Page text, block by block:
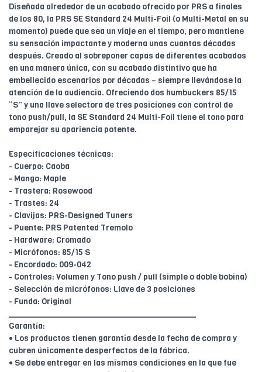
Diseñada alrededor de un acabado ofrecido por PRS a finales
de los 80, la PRS SE Standard 24 Multi-Foil (o Multi-Metal en su
momento) puede que sea un viaje en el tiempo, pero mantiene
su sensación impactante y moderna unas cuantas décadas
después. Creado al sobreponer capas de diferentes acabados
en una manera única, con su acabado distintivo que ha
embellecido escenarios por décadas – siempre llevándose la
atención de la audiencia. Ofreciendo dos humbuckers 85/15
“S” y una llave selectora de tres posiciones con control de
tono push/pull, la SE Standard 24 Multi-Foil tiene el tono para
emparejar su apariencia potente.
Especificaciones técnicas:
- Cuerpo: Caoba
- Mango: Maple
- Trastera: Rosewood
- Trastes: 24
- Clavijas: PRS-Designed Tuners
- Puente: PRS Patented Tremolo
- Hardware: Cromado
- Micrófonos: 85/15 S
- Encordado: 009-042
- Controles: Volumen y Tono push / pull (simple o doble bobina)
- Selección de micrófonos: Llave de 3 posiciones
- Funda: Original
Garantía:
• Los productos tienen garantía desde la fecha de compra y
cubren únicamente desperfectos de la fábrica.
• Se debe entregar en las mismas condiciones en la que fue